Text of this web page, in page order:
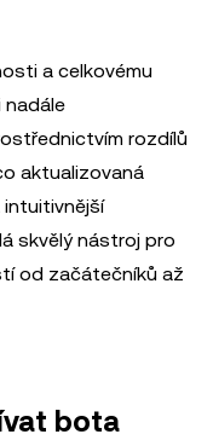
a celkovému
rozdílů
aktualizovaná
intuitivnější
skvělý nástroj pro
od začátečníků až
bota